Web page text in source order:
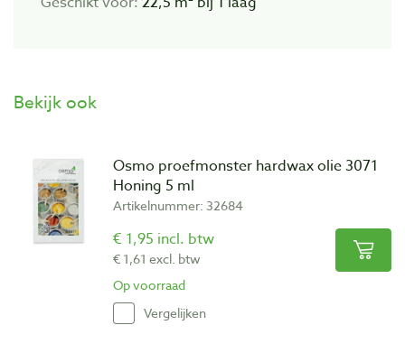
Bekijk ook
Osmo proefmonster hardwax olie 3071
Honing 5 ml
Artikelnummer: 32684
€ 1,95 incl. btw
€ 1,61 excl. btw
Op voorraad
Vergelijken